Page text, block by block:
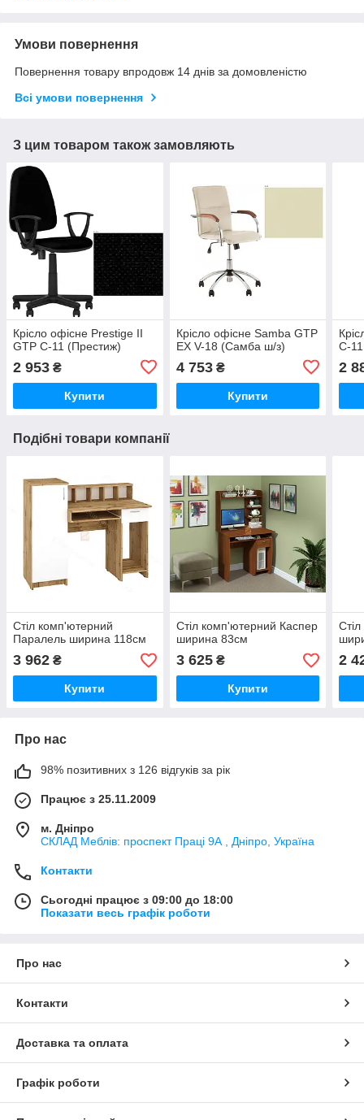
Умови повернення
Повернення товару впродовж 14 днів за домовленістю
Всі умови повернення
З цим товаром також замовляють
Крісло офісне Prestige II
GTP C-11 (Престиж)
2 953 ₴
Купити
Крісло офісне Samba GTP
EX V-18 (Самба ш/з)
4 753₴
Купити
C-
2
Подібні товари компанії
Стіл комп'ютерний
Паралель ширина 118см
3 962 ₴
Купити
Стіл комп'ютерний Каспер
ширина 83см
3 625₴
Купити
2
Про нас
98% позитивних з 126 відгуків за рік
Працює з 25.11.2009
м. Дніпро
СКЛАД Меблів: проспект Праці 9А , Дніпро, Україна
Контакти
Сьогодні працює з 09:00 до 18:00
Показати весь графік роботи
Про нас
Контакти
Доставка та оплата
Графік роботи